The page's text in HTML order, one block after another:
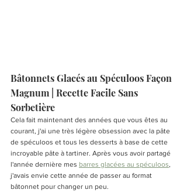
Bâtonnets Glacés au Spéculoos Façon
Magnum | Recette Facile Sans
Sorbetière
Cela fait maintenant des années que vous êtes au
courant, j'ai une très légère obsession avec la pâte
de spéculoos et tous les desserts à base de cette
incroyable pâte à tartiner. Après vous avoir partagé
l'année dernière mes barres glacées au spéculoos
j'avais envie cette année de passer au format
bâtonnet pour changer un peu.